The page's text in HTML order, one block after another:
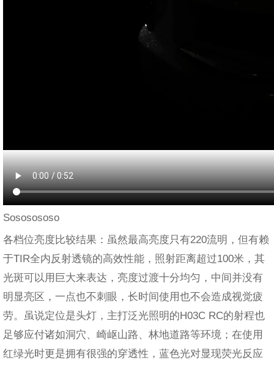
Sososososo
各档位亮度比较结果：虽然最高亮度只有220流明，但有赖
于TIR全内反射透镜的高效性能，照射距离超过100米，其
光斑可以用巨大来表达，亮度过渡十分均匀，中间并没有
明显亮区，一点也不刺眼，长时间使用也不会造成视觉疲
劳。虽说定位是头灯，主打泛光照明的H03C RC的射程也
足够应付诸如洞穴、崎岖山路、林地道路等环境；在使用
红绿光时更是拥有很强的穿透性，蓝色光对显现荧光反应